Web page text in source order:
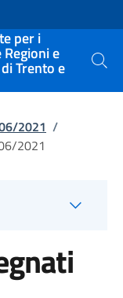
per i
e
Trento e Cerca
2021 /
2021